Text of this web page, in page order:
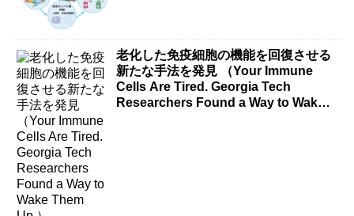
老化した免疫細胞の機能を回復させる
新たな手法を発見 （Your Immune
Cells Are Tired. Georgia Tech
Researchers Found a Way to Wake